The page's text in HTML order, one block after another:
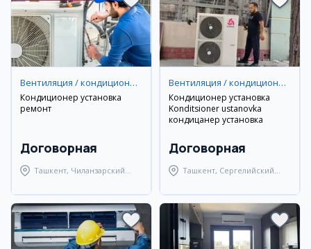
Вентиляция / кондиционирование
Кондиционер установка
ремонт
Договорная
Ташкент, Чиланзарский
Вентиляция / кондиционирование
Кондиционер установка
Konditsioner ustanovka
кондицанер установка
Договорная
Ташкент, Сергелийский